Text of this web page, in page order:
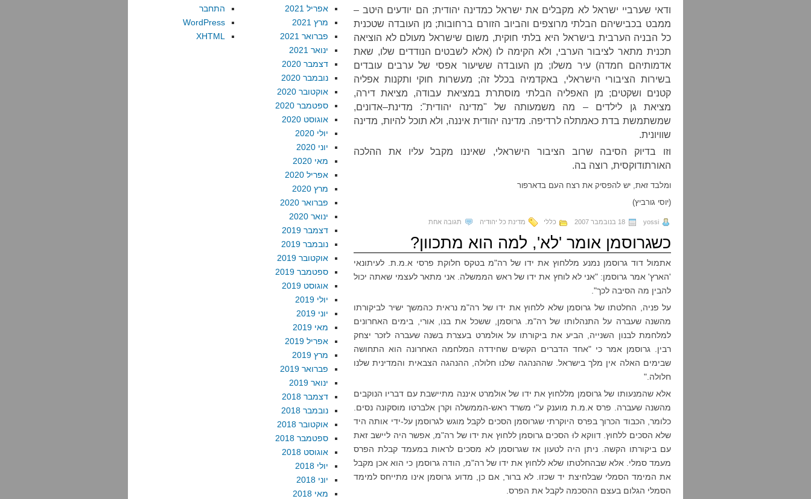
ודאי שערביי ישראל לא מקבלים את ישראל כמדינה יהודית; הם יודעים היטב –
ממבט בכבישיהם הבלתי מרוצפים והביוב הזורם ברחובות; מן העובדה שטכנית
כל הבניה הערבית בישראל היא בלתי חוקית, משום שישראל מעולם לא הוציאה
תכנית מתאר לציבור הערבי, ולא הקימה לו (אלא לשבטים הנודדים שלו, שאת
אדמותיהם חמדה)עיר משלו; מן העובדה ששיעור אפסי של ערבים עובדים
בשירות הציבורי הישראלי, באקדמיה בכלל זה; מעשרות חוקי ותקנות אפליה
קטנים ושקטים; מן האפליה הבלתי מוסתרת במציאת עבודה, מציאת דירה,
מציאת גן לילדים – מה משמעותה של "מדינה יהודית": מדינת–אדונים,
שמשתמשת בדת כאמתלה לרדיפה. מדינה יהודית איננה, ולא תוכל להיות, מדינה
שוויונית.
וזו בדיוק הסיבה שרוב הציבור הישראלי, שאיננו מקבל עליו את ההלכה
האורתודוקסית, רוצה בה.
ומלבד זאת, יש להפסיק את רצח העם בדארפור
(יוסי גורביץ)
yossi 18 בנובמבר 2007 כללי מדינת כל יהודיה תגובה אחת
כשגרוסמן אומר 'לא', למה הוא מתכוון?
אתמול דוד גרוסמן נמנע מללחוץ את ידו של רה"מ בטקס חלוקת פרסי א.מ.ת. לעיתונאי
'הארץ' אמר גרוסמן: "אני לא לוחץ את ידו של ראש הממשלה. אני מתאר לעצמי שאתה יכול
להבין מה הסיבה לכך".
על פניה, החלטתו של גרוסמן שלא ללחוץ את ידו של רה"מ נראית כהמשך ישיר לביקורתו
מהשנה שעברה על התנהלותו של רה"מ. גרוסמן, ששכל את בנו, אורי, בימים האחרונים
למלחמת לבנון השנייה, הביע את ביקורתו על אולמרט בעצרת בשנה שעברה לזכר יצחק
רבין. גרוסמן אמר כי "אחד הדברים הקשים שחידדה המלחמה האחרונה הוא התחושה
שבימים האלה אין מלך בישראל. שההנהגה שלנו חלולה, ההנהגה הצבאית והמדינית שלנו
חלולה."
אלא שהמנעותו של גרוסמן מללחוץ את ידו של אולמרט איננה מתיישבת עם דבריו הנוקבים
מהשנה שעברה. פרס א.מ.ת מוענק ע"י משרד ראש-הממשלה וקרן אלברטו מוסקונה נסים.
כלומר, הכבוד הכרוך בפרס היוקרתי שגרוסמן הסכים לקבל מוגש לגרוסמן על-ידי אותה היד
שלא הסכים ללחוץ. דווקא לוּ הסכים גרוסמן ללחוץ את ידו של רה"מ, אפשר היה ליישב זאת
עם ביקורתו הקשה. ניתן היה לטעון אז שגרוסמן לא מסכים לראות במעמד קבלת הפרס
מעמד סמלי. אלא שבהחלטתו שלא ללחוץ את ידו של רה"מ, הודה גרוסמן כי הוא אכן מקבל
את המימד הסמלי שבלחיצת יד שכזו. לא ברור, אם כן, מדוע גרוסמן אינו מתייחס למימד
הסמלי הגלום בעצם ההסכמה לקבל את הפרס.
אפריל 2021
מרץ 2021
פברואר 2021
ינואר 2021
דצמבר 2020
נובמבר 2020
אוקטובר 2020
ספטמבר 2020
אוגוסט 2020
יולי 2020
יוני 2020
מאי 2020
אפריל 2020
מרץ 2020
פברואר 2020
ינואר 2020
דצמבר 2019
נובמבר 2019
אוקטובר 2019
ספטמבר 2019
אוגוסט 2019
יולי 2019
יוני 2019
מאי 2019
אפריל 2019
מרץ 2019
פברואר 2019
ינואר 2019
דצמבר 2018
נובמבר 2018
אוקטובר 2018
ספטמבר 2018
אוגוסט 2018
יולי 2018
יוני 2018
מאי 2018
התחבר
WordPress
XHTML